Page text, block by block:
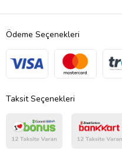
Ödeme Seçenekleri
Taksit Seçenekleri